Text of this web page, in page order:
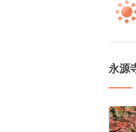
永源